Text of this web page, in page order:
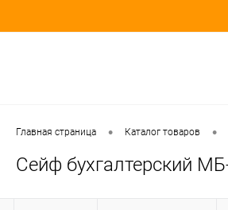
Главная страница • Каталог товаров •
Сейф бухгалтерский